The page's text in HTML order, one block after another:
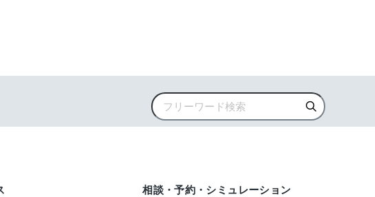
相談・予約・シミュレーション